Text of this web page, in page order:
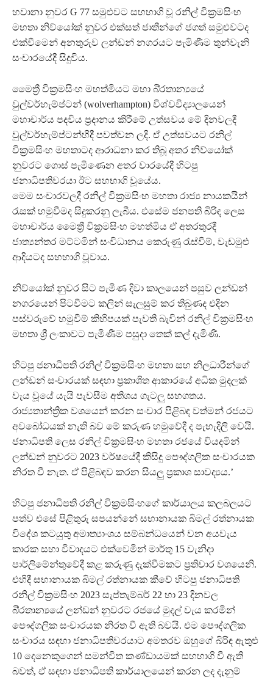
හවානා නුවර G 77 සමුළුවට සහභාගි වූ රනිල් වික්‍රමසිංහ
මහතා නිව්යෝක් නුවර එක්සත් ජාතීන්ගේ ජගත් සමුළුවටද
එක්වීමෙන් අනතුරුව ලන්ඩන් නගරයට පැමිණීම තුන්වැනි
සංචාරයේදී සිදුවිය.
මෛත්‍රී වික්‍රමසිංහ මහත්මියට මහා බි්‍රතාන්‍යයේ
වුල්වර්හැම්ප්ටන් (wolverhampton) විශ්වවිද්‍යාලයෙන්
මහාචාර්ය පදවිය ප්‍රදානය කිරීමේ උත්සවය මේ දිනවලදී
වුල්වර්හැම්ප්ටන්හිදී පවත්වන ලදි. ඒ උත්සවයට රනිල්
වික්‍රමසිංහ මහතාටද ආරාධනා කර තිබූ අතර නිව්යෝක්
නුවරට ගොස් පැමිණෙන අතර වාරයේදී හිටපු
ජනාධිපතිවරයා ඊට සහභාගි වූයේය.
මෙම සංචාරවලදී රනිල් වික්‍රමසිංහ මහතා රාජ්‍ය නායකයින්
රැසක් හමුවීමද සිදුකරනු ලැබීය. එසේම ජනපති බිරිඳ ලෙස
මහාචාර්ය මෛත්‍රී වික්‍රමසිංහ මහත්මිය ඒ අතරතුරදී
ජාත්‍යන්තර මට්ටමින් සංවිධානය කෙරුණු රැස්වීම්, වැඩමුළු
ආදියටද සහභාගි වූවාය.
නිව්යෝක් නුවර සිට පැමිණ දිවා කාලයෙන් පසුව ලන්ඩන්
නගරයෙන් පිටවීමට කලින් සැලසුම් කර තිබුණද එදින
පස්වරුවේ හමුවීම් කිහිපයක් පැවති බැවින් රනිල් වික්‍රමසිංහ
මහතා ශ්‍රී ලංකාවට පැමිණීම පසුදා තෙක් කල් දැමිණි.
හිටපු ජනාධිපති රනිල් වික්‍රමසිංහ මහතා සහ නිලධාරීන්ගේ
ලන්ඩන් සංචාරයක් සඳහා ප්‍රකාශිත ආකාරයේ අධික මුදලක්
වැය වූයේ යැයි පැවසීම අතිශය ගැටලු සහගතය.
රාජ්‍යතාන්ත්‍රික වශයෙන් කරන සංචාර පිළිබඳ වත්මන් රජයට
අවබෝධයක් නැති බව මේ කරුණ හමුවේදී ද පැහැදිලි වෙයි.
ජනාධිපති ලෙස රනිල් වික්‍රමසිංහ මහතා රජයේ වියදමින්
ලන්ඩන් නුවරට 2023 වර්ෂයේදී කිසිදු පෞද්ගලික සංචාරයක
නිරත වී නැත. ඒ පිළිබඳව කරන සියලු ප්‍රකාශ සාවද්‍යය.’
හිටපු ජනාධිපති රනිල් වික්‍රමසිංහගේ කාර්යාලය කලබලයට
පත්ව එසේ පිළිතුරු සපයන්නේ සභානායක බිමල් රත්නායක
විදේශ කටයුතු අමාත්‍යාංශය සම්බන්ධයෙන් වන අයවැය
කාරක සභා විවාදයට එක්වෙමින් මාර්තු 15 වැනිදා
පාර්ලිමේන්තුවේදී කළ කරුණු දැක්වීමකට ප්‍රතිචාර වශයෙනි.
එහිදී සභානායක බිමල් රත්නායක කීවේ හිටපු ජනාධිපති
රනිල් වික්‍රමසිංහ 2023 සැප්තැම්බර් 22 හා 23 දිනවල
බි්‍රතාන්‍යයේ ලන්ඩන් නුවරට රජයේ මුදල් වැය කරමින්
පෞද්ගලික සංචාරයක නිරත වී ඇති බවයි. එම පෞද්ගලික
සංචාරය සඳහා ජනාධිපතිවරයාට අමතරව ඔහුගේ බිරිඳ ඇතුළු
10 දෙනෙකුගෙන් සමන්විත කණ්ඩායමක් සහභාගි වී ඇති
බවත්, ඒ සඳහා ජනාධිපති කාර්යාලයෙන් කරන ලද දැනුම්